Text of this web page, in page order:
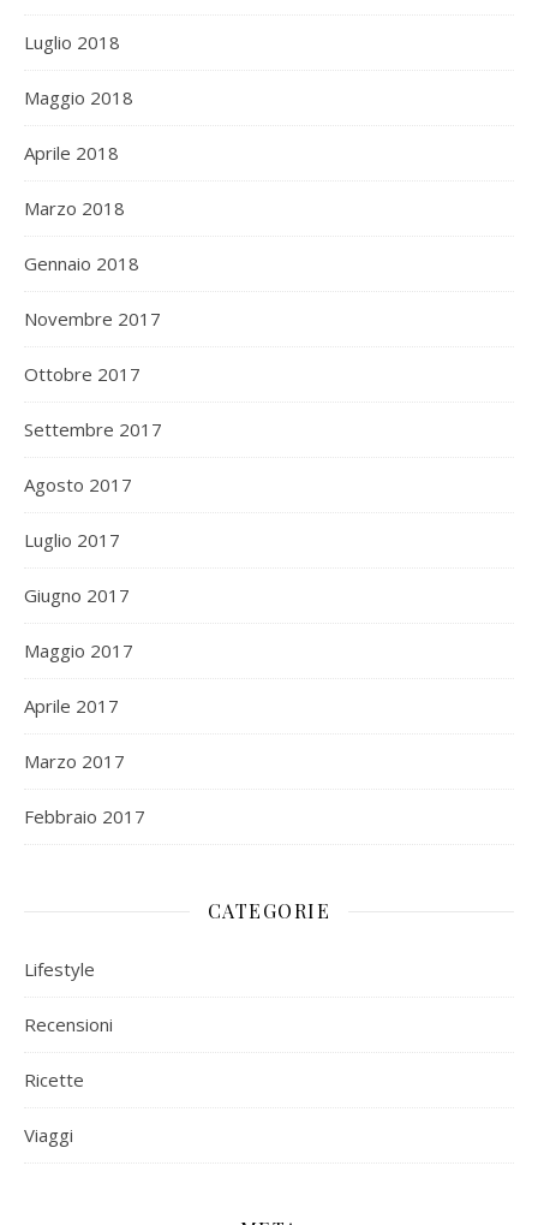
Luglio 2018
Maggio 2018
Aprile 2018
Marzo 2018
Gennaio 2018
Novembre 2017
Ottobre 2017
Settembre 2017
Agosto 2017
Luglio 2017
Giugno 2017
Maggio 2017
Aprile 2017
Marzo 2017
Febbraio 2017
CATEGORIE
Lifestyle
Recensioni
Ricette
Viaggi